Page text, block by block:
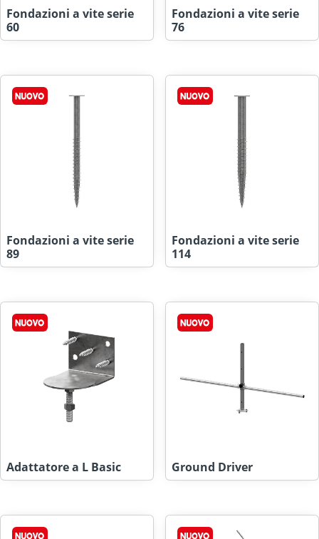
Fondazioni a vite serie
60
Fondazioni a vite serie
76
Fondazioni a vite serie
89
Fondazioni a vite serie
114
Adattatore a L Basic Ground Driver